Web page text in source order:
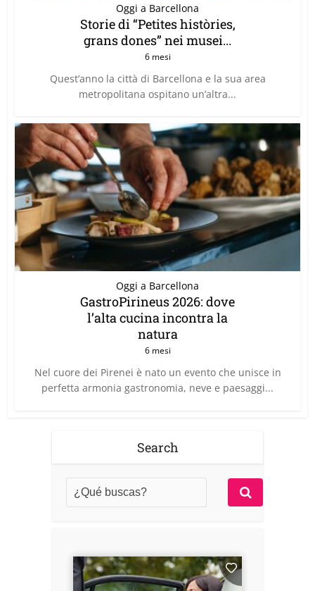
Oggi a Barcellona
Storie di “Petites històries,
grans dones” nei musei...
6 mesi
Quest’anno la città di Barcellona e la sua area
metropolitana ospitano un’altra...
Oggi a Barcellona
GastroPirineus 2026: dove
l’alta cucina incontra la
natura
6 mesi
Nel cuore dei Pirenei è nato un evento che unisce in
perfetta armonia gastronomia, neve e paesaggi...
Search